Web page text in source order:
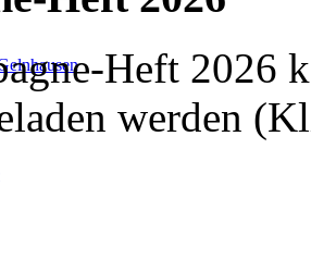
Heft 2026
werden